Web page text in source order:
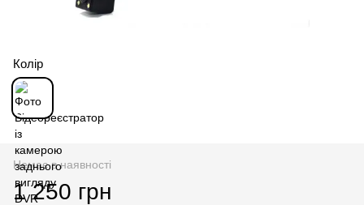
Колір
Немає в наявності
1 250 грн